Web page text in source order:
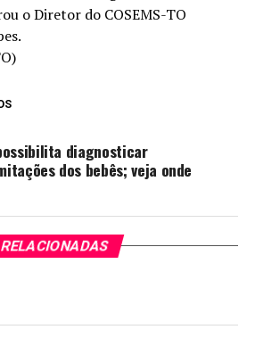
o Diretor do COSEMS-TO
diagnosticar
dos bebês; veja onde
RELACIONADAS